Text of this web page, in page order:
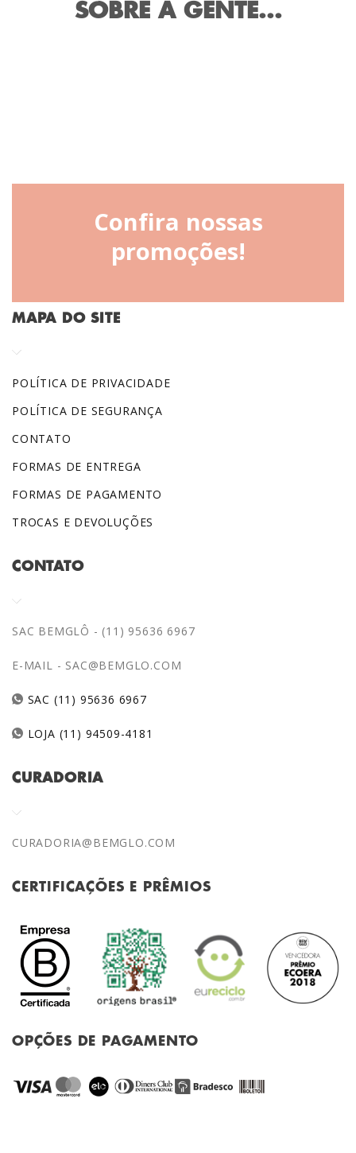
SOBRE A GENTE...
Confira nossas
promoções!
MAPA DO SITE
POLÍTICA DE PRIVACIDADE
POLÍTICA DE SEGURANÇA
CONTATO
FORMAS DE ENTREGA
FORMAS DE PAGAMENTO
TROCAS E DEVOLUÇÕES
CONTATO
SAC BEMGLÔ - (11) 95636 6967
E-MAIL - SAC@BEMGLO.COM
SAC (11) 95636 6967
LOJA (11) 94509-4181
CURADORIA
CURADORIA@BEMGLO.COM
CERTIFICAÇÕES E PRÊMIOS
OPÇÕES DE PAGAMENTO